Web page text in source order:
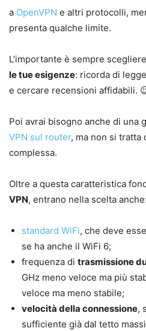
a OpenVPN e altri protocolli,
presenta qualche limite.
L’importante è sempre
le tue esigenze: ricorda di
e cercare recensioni affidabili.
Poi avrai bisogno anche di una
VPN sul router, ma non si tratta
complessa.
Oltre a questa caratteristica
VPN, entrano nella scelta anche:
standard WiFi, che deve
se ha anche il WiFi 6;
frequenza di trasmissione
GHz meno veloce ma più
veloce ma meno stabile;
velocità della connessione,
sufficiente già dal tetto